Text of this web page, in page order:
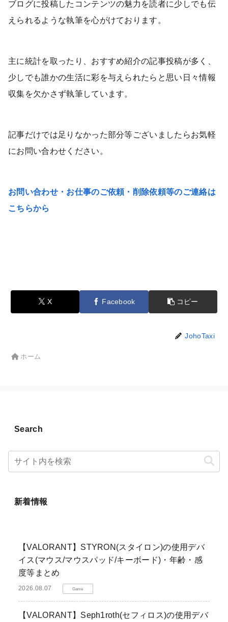
ブログに投稿したコンテンツの魅力を読者に少しでも伝
えられるような執筆を心がけております。
主に統計を取ったり、おすすめ紹介の記事投稿が多く、
少しでも誰かの生活に彩を与えられたらと思い日々情報
収集を欠かさず執筆しています。
記事だけでは足りなかった部分等ございましたらお気軽
にお問い合わせください。
お問い合わせ・お仕事のご依頼・削除依頼等のご連絡は
こちらから
X Facebook コピー
JohoTaxi
ホーム
Search
新着情報
【VALORANT】STYRON(スタイロン)の使用デバ
イス(マウス/マウスパッド/キーボード)・年齢・感
度等まとめ
2026.08.07 Game
【VALORANT】Seph1roth(セフィロス)の使用デバ